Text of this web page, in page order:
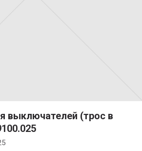
выключателей (трос в